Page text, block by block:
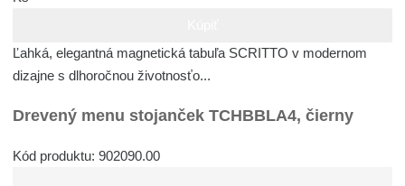
Ľahká, elegantná magnetická tabuľa SCRITTO v modernom
dizajne s dlhoročnou životnosťo...
Drevený menu stojanček TCHBBLA4, čierny
Kód produktu: 902090.00